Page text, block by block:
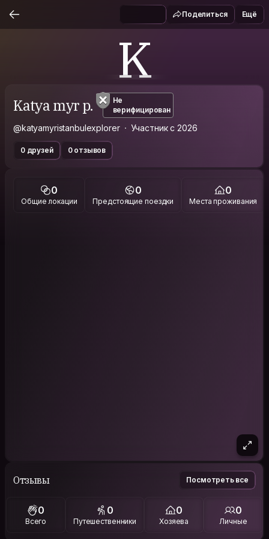
Поделиться Ещё
K
Katya myr p.
Не
верифицирован
@katyamyristanbulexplorer Участник с 2026
0 друзей 0 отзывов
0
Общие локации
0
Предстоящие поездки
0
Места проживания
Отзывы Посмотреть все
0
Всего
0
Путешественники
0
Хозяева
0
Личные